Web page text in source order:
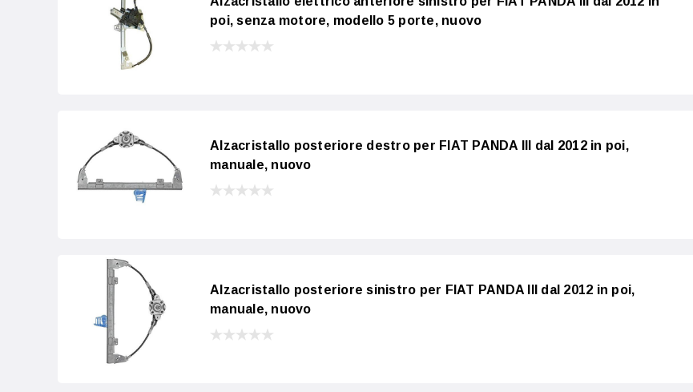
poi, senza motore, modello 5 porte, nuovo
Alzacristallo posteriore destro per FIAT PANDA III dal 2012 in poi,
manuale, nuovo
Alzacristallo posteriore sinistro per FIAT PANDA III dal 2012 in poi,
manuale, nuovo